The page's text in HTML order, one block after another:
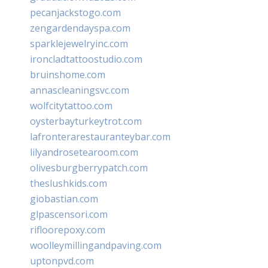
pecanjackstogo.com
zengardendayspa.com
sparklejewelryinc.com
ironcladtattoostudio.com
bruinshome.com
annascleaningsvc.com
wolfcitytattoo.com
oysterbayturkeytrot.com
lafronterarestauranteybar.com
lilyandrosetearoom.com
olivesburgberrypatch.com
theslushkids.com
giobastian.com
glpascensori.com
rifloorepoxy.com
woolleymillingandpaving.com
uptonpvd.com